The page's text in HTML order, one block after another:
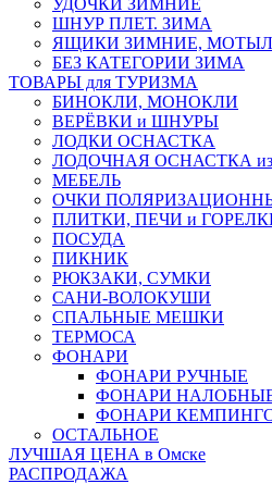
УДОЧКИ ЗИМНИЕ
ШНУР ПЛЕТ. ЗИМА
ЯЩИКИ ЗИМНИЕ,
БЕЗ КАТЕГОРИИ ЗИМА
ТОВАРЫ для ТУРИЗМА
БИНОКЛИ, МОНОКЛИ
ВЕРЁВКИ и ШНУРЫ
ЛОДКИ ОСНАСТКА
ЛОДОЧНАЯ ОСНАСТКА
МЕБЕЛЬ
ОЧКИ
ПЛИТКИ, ПЕЧИ и
ПОСУДА
ПИКНИК
РЮКЗАКИ, СУМКИ
САНИ-ВОЛОКУШИ
СПАЛЬНЫЕ МЕШКИ
ТЕРМОСА
ФОНАРИ
ФОНАРИ РУЧНЫЕ
ФОНАРИ
ФОНАРИ
ОСТАЛЬНОЕ
ЛУЧШАЯ ЦЕНА в Омске
РАСПРОДАЖА